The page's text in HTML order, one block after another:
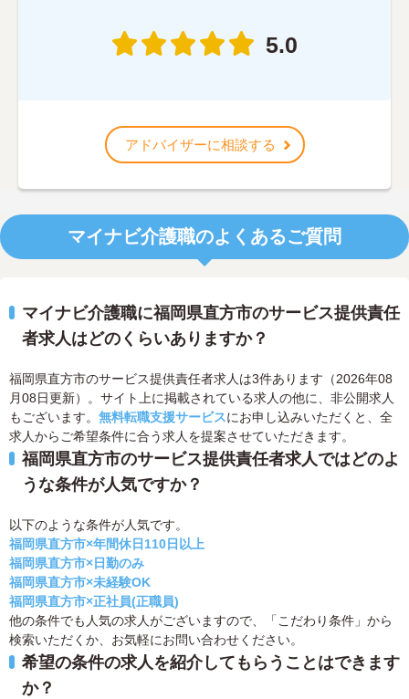
5.0
アドバイザーに相談する
マイナビ介護職のよくあるご質問
マイナビ介護職に福岡県直方市のサービス提供責任
者求人はどのくらいありますか？
福岡県直方市のサービス提供責任者求人は3件あります（2026年08
月08日更新）。サイト上に掲載されている求人の他に、非公開求人
もございます。 無料転職支援サービスにお申し込みいただくと、全
求人からご希望条件に合う求人を提案させていただきます。
福岡県直方市のサービス提供責任者求人ではどのよ
うな条件が人気ですか？
以下のような条件が人気です。
福岡県直方市×年間休日110日以上
福岡県直方市×日勤のみ
福岡県直方市×未経験OK
福岡県直方市×正社員(正職員)
他の条件でも人気の求人がございますので、「こだわり条件」から
検索いただくか、お気軽にお問い合わせください。
希望の条件の求人を紹介してもらうことはできます
か？